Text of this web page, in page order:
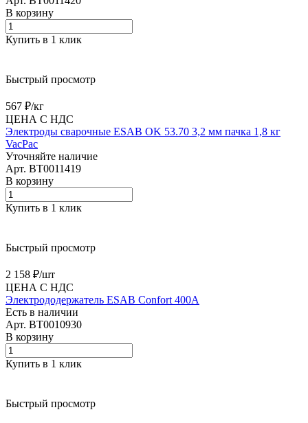
В корзину
Купить в 1 клик
Быстрый просмотр
567 ₽/кг
ЦЕНА С НДС
Электроды сварочные ESAB OK 53.70 3,2 мм пачка 1,8 кг
VacPac
Уточняйте наличие
Арт. BT0011419
В корзину
Купить в 1 клик
Быстрый просмотр
2 158 ₽/шт
ЦЕНА С НДС
Электрододержатель ESAB Confort 400А
Есть в наличии
Арт. BT0010930
В корзину
Купить в 1 клик
Быстрый просмотр